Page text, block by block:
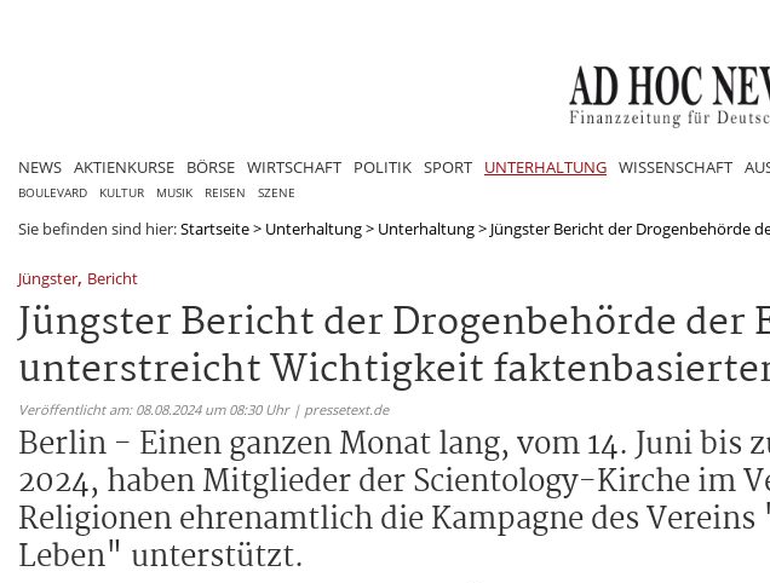
NEWS AKTIENKURSE BÖRSE WIRTSCHAFT POLITIK SPORT UNTERHALTUNG WISSENSCHAFT
BOULEVARD KULTUR MUSIK REISEN SZENE
Sie befinden sind hier:Startseite> Unterhaltung> Unterhaltung> Jüngster Bericht der Drogenbehörde
Jüngster, Bericht
Jüngster Bericht der Drogenbehörde der
unterstreicht Wichtigkeit
Veröffentlicht am: 08.08.2024 um 08:30 Uhr | pressetext.de
Berlin - Einen ganzen Monat lang, vom 14. Juni bis
2024, haben Mitglieder der Scientology-Kirche im
Religionen ehrenamtlich die Kampagne des Vereins
Leben" unterstützt.